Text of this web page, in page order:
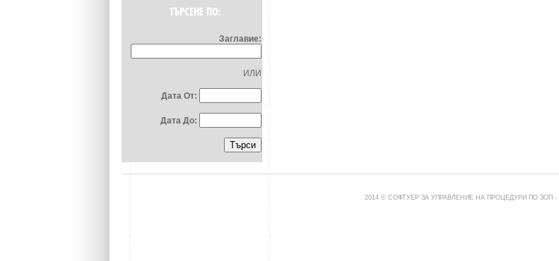
ТЪРСЕНЕ ПО:
Заглавие:
ИЛИ
Дата От:
Дата До:
2014 © СОФТУЕР ЗА УПРАВЛЕНИЕ НА ПРОЦЕДУРИ ПО ЗОП -